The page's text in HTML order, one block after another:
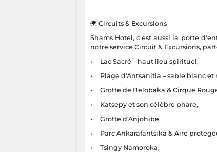
🌍 Circuits & Excursions
Shams Hotel, c'est aussi la porte
notre service Circuit & Excursions,
• Lac Sacré – haut lieu spirituel,
• Plage d'Antsanitia – sable blanc et
• Grotte de Belobaka & Cirque
• Katsepy et son célèbre phare,
• Grotte d'Anjohibe,
• Parc Ankarafantsika & Aire
• Tsingy Namoroka,